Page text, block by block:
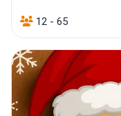
12 - 65